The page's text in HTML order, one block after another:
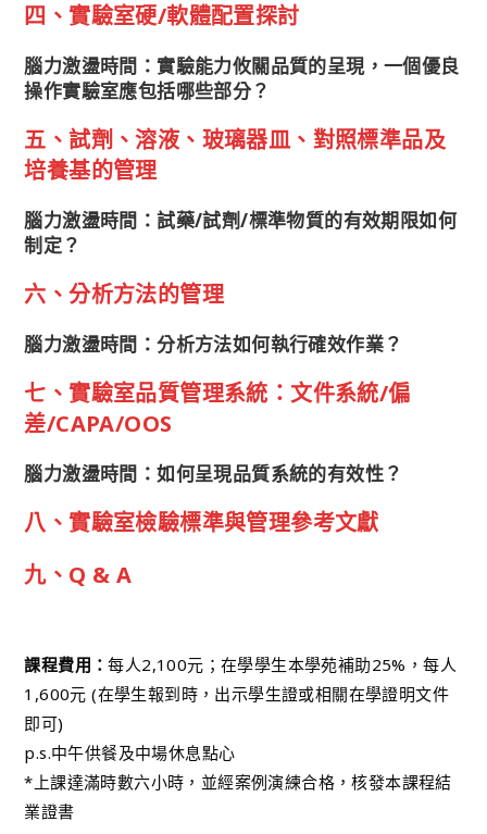
四、實驗室硬/軟體配置探討
腦力激盪時間：實驗能力攸關品質的呈現，一個優良
操作實驗室應包括哪些部分？
五、試劑、溶液、玻璃器皿、對照標準品及
培養基的管理
腦力激盪時間：試藥/試劑/標準物質的有效期限如何
制定？
六、分析方法的管理
腦力激盪時間：分析方法如何執行確效作業？
七、實驗室品質管理系統：文件系統/偏
差/CAPA/OOS
腦力激盪時間：如何呈現品質系統的有效性？
八、實驗室檢驗標準與管理參考文獻
九、Q & A
課程費用：每人2,100元；在學學生本學苑補助25%，每人
1,600元 (在學生報到時，出示學生證或相關在學證明文件
即可)
p.s.中午供餐及中場休息點心
*上課達滿時數六小時，並經案例演練合格，核發本課程結
業證書